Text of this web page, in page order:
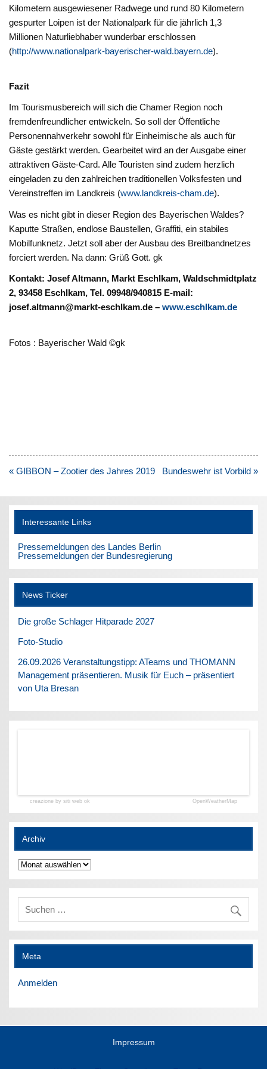
Kilometern ausgewiesener Radwege und rund 80 Kilometern
gespurter Loipen ist der Nationalpark für die jährlich 1,3
Millionen Naturliebhaber wunderbar erschlossen
(http://www.nationalpark-bayerischer-wald.bayern.de).
Fazit
Im Tourismusbereich will sich die Chamer Region noch
fremdenfreundlicher entwickeln. So soll der Öffentliche
Personennahverkehr sowohl für Einheimische als auch für
Gäste gestärkt werden. Gearbeitet wird an der Ausgabe einer
attraktiven Gäste-Card. Alle Touristen sind zudem herzlich
eingeladen zu den zahlreichen traditionellen Volksfesten und
Vereinstreffen im Landkreis (www.landkreis-cham.de).
Was es nicht gibt in dieser Region des Bayerischen Waldes?
Kaputte Straßen, endlose Baustellen, Graffiti, ein stabiles
Mobilfunknetz. Jetzt soll aber der Ausbau des Breitbandnetzes
forciert werden. Na dann: Grüß Gott. gk
Kontakt: Josef Altmann, Markt Eschlkam, Waldschmidtplatz
2, 93458 Eschlkam, Tel. 09948/940815 E-mail:
josef.altmann@markt-eschlkam.de –www.eschlkam.de
Fotos : Bayerischer Wald ©gk
Beitragsnavigation
« GIBBON – Zootier des Jahres 2019 Bundeswehr ist Vorbild »
Interessante Links
Pressemeldungen des Landes Berlin
Pressemeldungen der Bundesregierung
News Ticker
Die große Schlager Hitparade 2027
Foto-Studio
26.09.2026 Veranstaltungstipp: ATeams und THOMANN
Management präsentieren. Musik für Euch – präsentiert
von Uta Bresan
creazione by siti web ok OpenWeatherMap
Archiv
Archiv
Meta
Anmelden
Impressum